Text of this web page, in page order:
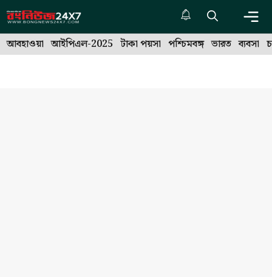
Skip
to
content
আবহাওয়া আইপিএল-2025 টাকা পয়সা পশ্চিমবঙ্গ ভারত ব্যবসা